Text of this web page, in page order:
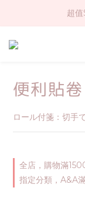
社
超
便利貼
ロール付箋：切手
全店，購物滿
指定分類，A&A